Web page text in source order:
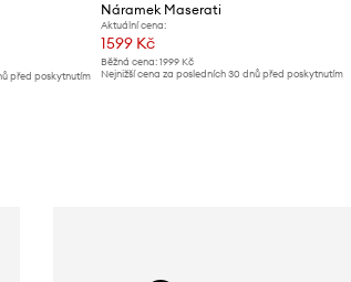
před poskytnutím
Náramek Maserati
Aktuální cena:
1599 Kč
Běžná cena: 1999 Kč
Nejnižší cena za posledních 30 dnů před poskytnutím